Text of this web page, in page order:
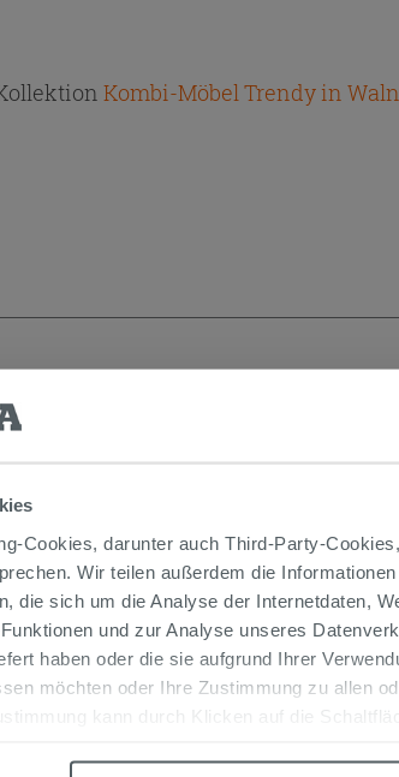
Cookies, darunter auch Third-Party-
Wir teilen außerdem die
die sich um die Analyse der Internetdaten,
und zur Analyse unseres
haben oder die sie aufgrund Ihrer
möchten oder Ihre Zustimmung zu allen
kann durch Klicken auf die
Kombi-Möbel Trendy in
Hochschrank Trendy 30x25 H130
Belgravia Nussbaum mit schwarzem
Griff
394,00 € /STK.